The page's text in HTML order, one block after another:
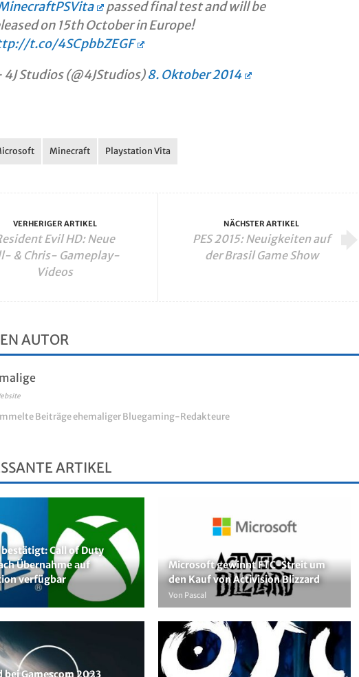
passed final test and will be
on 15th October in Europe!
t.co/4SCpbbZEGF
Studios (@4JStudios)8. Oktober 2014
Minecraft Playstation Vita
VERHERIGER ARTIKEL
Evil HD: Neue
& Chris- Gameplay-
Videos
NÄCHSTER ARTIKEL
PES 2015: Neuigkeiten auf
der Brasil Game Show
AUTOR
Beiträge ehemaliger Bluegaming-Redakteure
ARTIKEL
Call of Duty
Übernahme auf
verfügbar
Microsoft gewinnt FTC-Streit um
den Kauf von Activision Blizzard
Von Pascal
bei Gamescom 2023